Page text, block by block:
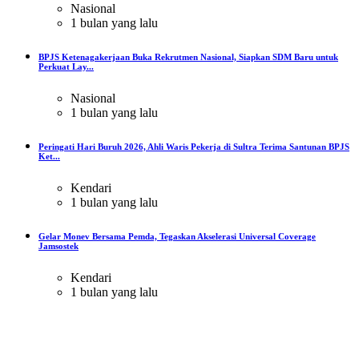
Nasional
1 bulan yang lalu
BPJS Ketenagakerjaan Buka Rekrutmen Nasional, Siapkan SDM Baru untuk
Perkuat Lay...
Nasional
1 bulan yang lalu
Peringati Hari Buruh 2026, Ahli Waris Pekerja di Sultra Terima Santunan BPJS
Ket...
Kendari
1 bulan yang lalu
Gelar Monev Bersama Pemda, Tegaskan Akselerasi Universal Coverage
Jamsostek
Kendari
1 bulan yang lalu